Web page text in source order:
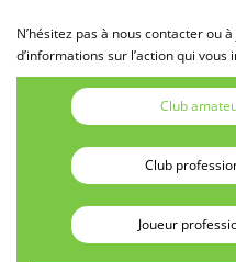
N’hésitez pas à nous contacter ou
d’informations sur l’action qui vous
Club
Club
Joueur